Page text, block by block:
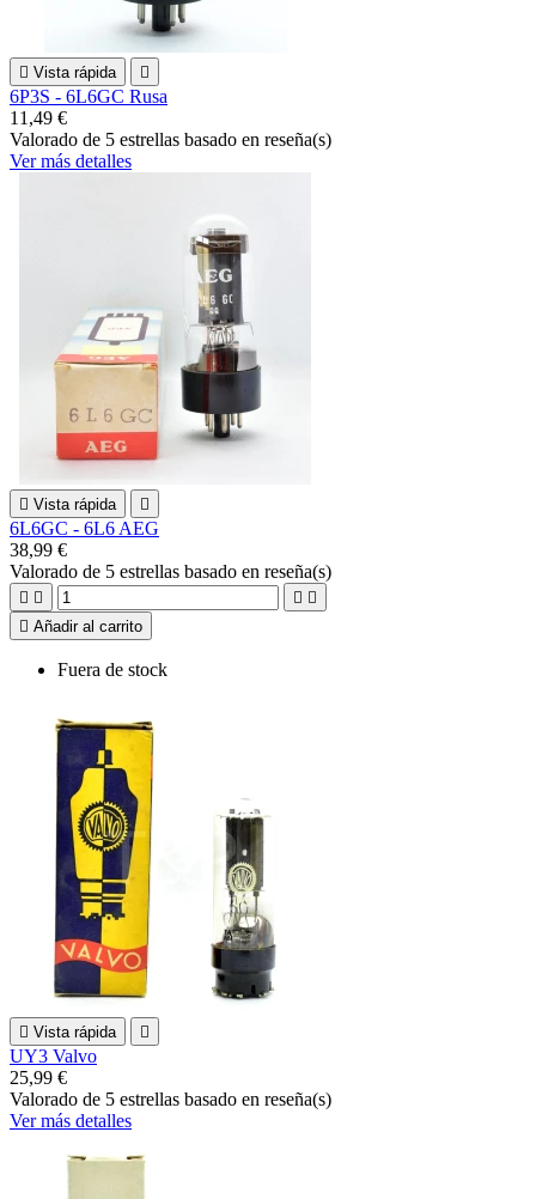
 Vista rápida 
6P3S - 6L6GC Rusa
11,49 €
Valorado de 5 estrellas basado en reseña(s)
Ver más detalles
 Vista rápida 
6L6GC - 6L6 AEG
38,99 €
Valorado de 5 estrellas basado en reseña(s)
   
 Añadir al carrito
Fuera de stock
 Vista rápida 
UY3 Valvo
25,99 €
Valorado de 5 estrellas basado en reseña(s)
Ver más detalles